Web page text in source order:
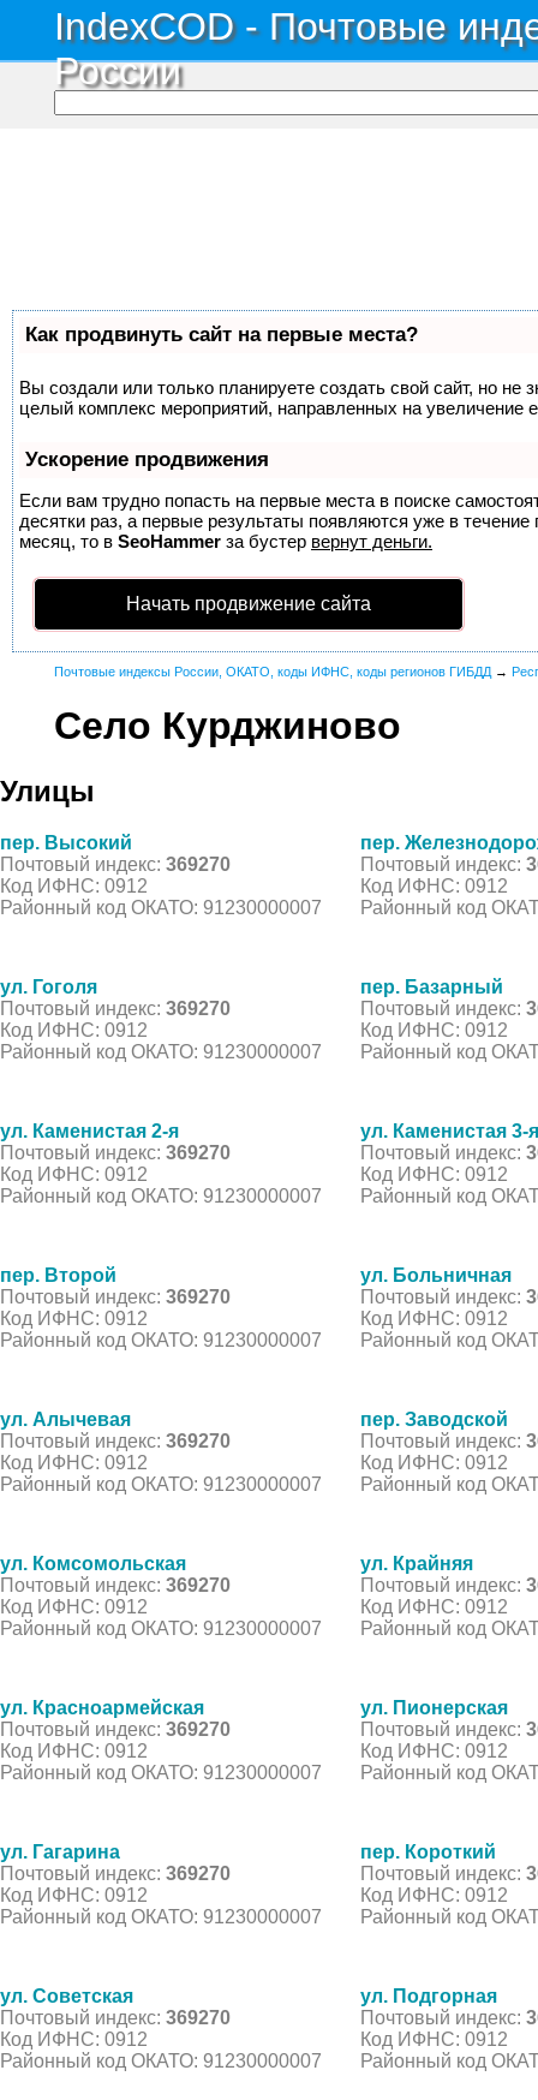
IndexCOD - Почтовые
России
Как продвинуть сайт на первые места?
Вы создали или только планируете создать свой сайт, но не
целый комплекс мероприятий, направленных на увеличение
Ускорение продвижения
Если вам трудно попасть на первые места в поиске
десятки раз, а первые результаты появляются уже в
месяц, то в SeoHammer за бустер вернут деньги.
Начать продвижение сайта
Почтовые индексы России, ОКАТО, коды ИФНС, коды регионов ГИБДД →
Село Курджиново
Улицы
пер. Высокий
Почтовый индекс: 369270
Код ИФНС: 0912
Районный код ОКАТО: 91230000007
пер.
Почтовый индекс:
Код ИФНС: 0912
Районный код
ул. Гоголя
Почтовый индекс: 369270
Код ИФНС: 0912
Районный код ОКАТО: 91230000007
пер. Базарный
Почтовый индекс:
Код ИФНС: 0912
Районный код
ул. Каменистая 2-я
Почтовый индекс: 369270
Код ИФНС: 0912
Районный код ОКАТО: 91230000007
ул. Каменистая 3-я
Почтовый индекс:
Код ИФНС: 0912
Районный код
пер. Второй
Почтовый индекс: 369270
Код ИФНС: 0912
Районный код ОКАТО: 91230000007
ул. Больничная
Почтовый индекс:
Код ИФНС: 0912
Районный код
ул. Алычевая
Почтовый индекс: 369270
Код ИФНС: 0912
Районный код ОКАТО: 91230000007
пер. Заводской
Почтовый индекс:
Код ИФНС: 0912
Районный код
ул. Комсомольская
Почтовый индекс: 369270
Код ИФНС: 0912
Районный код ОКАТО: 91230000007
ул. Крайняя
Почтовый индекс:
Код ИФНС: 0912
Районный код
ул. Красноармейская
Почтовый индекс: 369270
Код ИФНС: 0912
Районный код ОКАТО: 91230000007
ул. Пионерская
Почтовый индекс:
Код ИФНС: 0912
Районный код
ул. Гагарина
Почтовый индекс: 369270
Код ИФНС: 0912
Районный код ОКАТО: 91230000007
пер. Короткий
Почтовый индекс:
Код ИФНС: 0912
Районный код
ул. Советская
Почтовый индекс: 369270
Код ИФНС: 0912
Районный код ОКАТО: 91230000007
ул. Подгорная
Почтовый индекс:
Код ИФНС: 0912
Районный код